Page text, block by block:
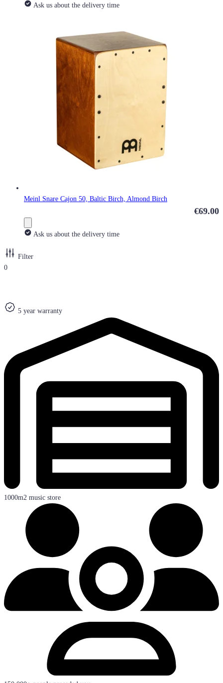
Filter
0
Ask us about the delivery time
Meinl Snare Cajon 50, Baltic Birch, Almond Birch
€69.00
Ask us about the delivery time
5 year warranty
1000m2 music store